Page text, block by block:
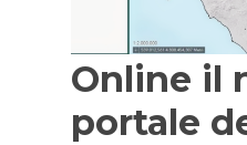
Online il
portale